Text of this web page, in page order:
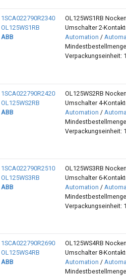
1SCA022790R2340
OL125WS1RB
ABB
OL125WS1RB
Umschalter 2-
Automation /
Verpackungseinheit: 1
1SCA022790R2420
OL125WS2RB
ABB
OL125WS2RB
Umschalter 4-
Automation /
Verpackungseinheit: 1
1SCA022790R2510
OL125WS3RB
ABB
OL125WS3RB
Umschalter 6-
Automation /
Verpackungseinheit: 1
1SCA022790R2690
OL125WS4RB
ABB
OL125WS4RB
Umschalter 8-
Automation /